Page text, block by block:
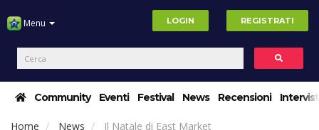
Menu LOGIN REGISTRATI
Community Eventi Festival News Recensioni
Home News Il Natale di East Market